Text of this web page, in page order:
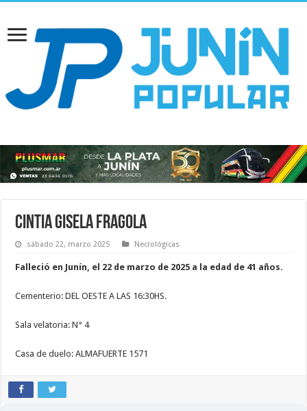
Cintia Gisela Fragola
sábado 22, marzo 2025 Necrológicas
Falleció en Junín, el 22 de marzo de 2025 a la edad de 41 años.
Cementerio: DEL OESTE A LAS 16:30HS.
Sala velatoria: N° 4
Casa de duelo: ALMAFUERTE 1571